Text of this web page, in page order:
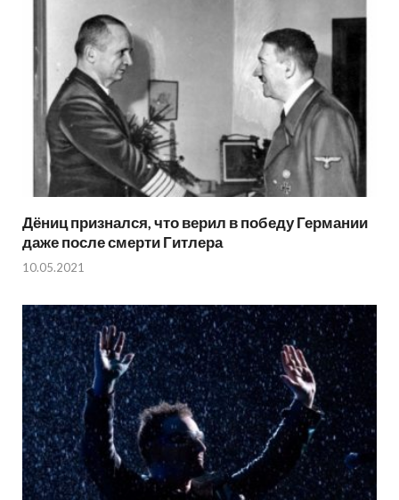
Дёниц признался, что верил в победу Германии
даже после смерти Гитлера
10.05.2021